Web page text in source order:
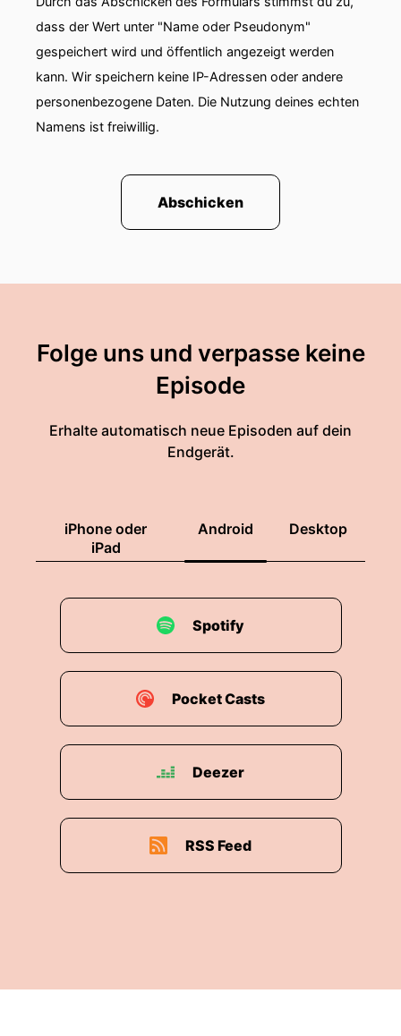
dass der Wert unter "Name oder Pseudonym"
gespeichert wird und öffentlich angezeigt werden
kann. Wir speichern keine IP-Adressen oder andere
personenbezogene Daten. Die Nutzung deines echten
Namens ist freiwillig.
Abschicken
Folge uns und verpasse keine
Episode
Erhalte automatisch neue Episoden auf dein
Endgerät.
iPhone oder
iPad
Android Desktop
Spotify
Pocket Casts
Deezer
RSS Feed